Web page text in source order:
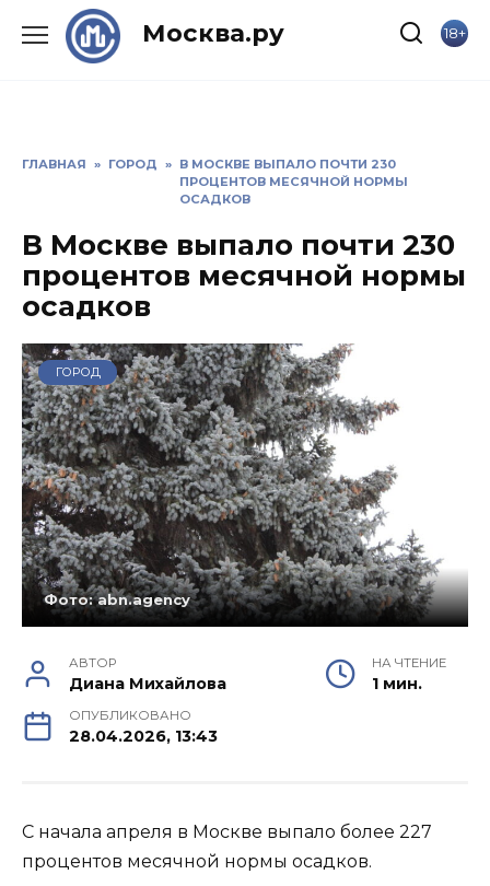
Москва.ру 18+
ГЛАВНАЯ » ГОРОД » В МОСКВЕ ВЫПАЛО ПОЧТИ 230
ПРОЦЕНТОВ МЕСЯЧНОЙ НОРМЫ
ОСАДКОВ
В Москве выпало почти 230
процентов месячной нормы
осадков
ГОРОД
Фото: abn.agency
АВТОР
Диана Михайлова
НА ЧТЕНИЕ
1 мин.
ОПУБЛИКОВАНО
28.04.2026, 13:43
С начала апреля в Москве выпало более 227
процентов месячной нормы осадков.